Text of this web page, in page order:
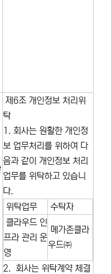
제6조 개인정보 처리위
탁
1. 회사는 원활한 개인정
보 업무처리를 위하여 다
음과 같이 개인정보 처리
업무를 위탁하고 있습니
다.
위탁업무
수탁자
클라우드 인
프라 관리 운
영
메가존클라
우드㈜
2. 회사는 위탁계약 체결